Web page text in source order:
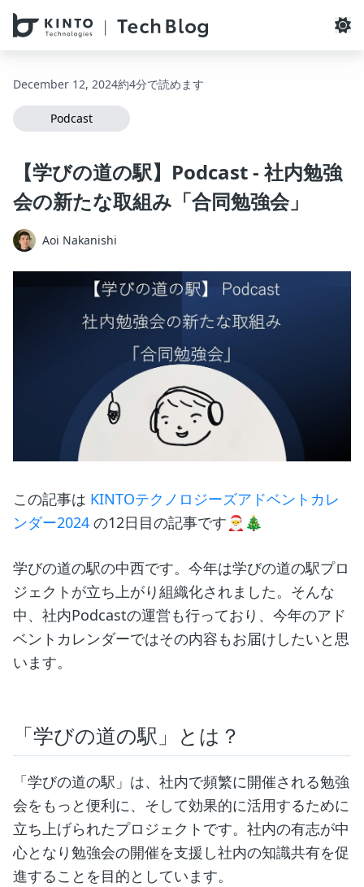
本文へスキップ / Skip to main content
December 12, 2024約4分で読めます
Podcast
【学びの道の駅】Podcast - 社内勉強
会の新たな取組み「合同勉強会」
Aoi Nakanishi
この記事は KINTOテクノロジーズアドベントカレ
ンダー2024 の12日目の記事です🎅🎄
学びの道の駅の中西です。今年は学びの道の駅プロ
ジェクトが立ち上がり組織化されました。そんな
中、社内Podcastの運営も行っており、今年のアド
ベントカレンダーではその内容もお届けしたいと思
います。
「学びの道の駅」とは？
「学びの道の駅」は、社内で頻繁に開催される勉強
会をもっと便利に、そして効果的に活用するために
立ち上げられたプロジェクトです。社内の有志が中
心となり勉強会の開催を支援し社内の知識共有を促
進することを目的としています。